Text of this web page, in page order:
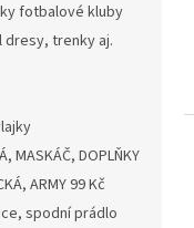
fotbalové kluby
dresy, trenky aj.
MASKÁČ, DOPLŇKY
ARMY 99 Kč
spodní prádlo